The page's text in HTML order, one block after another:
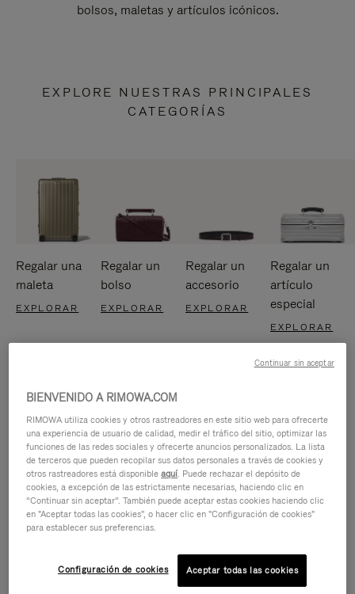
bolsos, maletas y artículos icónicos.
EXPLORE NUESTRAS PRINCIPALES
CATEGORÍAS
Regalar una
maleta
EXPLORAR
Regalar un
bolso
EXPLORAR
Regalar un
accesorio
EXPLORAR
Regalar un
artículo
especial
EXPLORAR
VÍDEO
SONIDO
BIENVENIDO A RIMOWA.COM
RIMOWA utiliza cookies y otros rastreadores en este sitio web para ofrecerte
una experiencia de usuario de calidad, medir el tráfico del sitio, optimizar las
funciones de las redes sociales y ofrecerte anuncios personalizados. La lista
de terceros que pueden recopilar sus datos personales a través de cookies y
otros rastreadores está disponibleaquí. Puede rechazar el depósito de
cookies, a excepción de las estrictamente necesarias, haciendo clic en
“Continuar sin aceptar”. También puede aceptar estas cookies haciendo clic
en "Aceptar todas las cookies", o hacer clic en "Configuración de cookies"
para establecer sus preferencias.
Configuración de cookies Aceptar todas las cookies
Continuar sin aceptar